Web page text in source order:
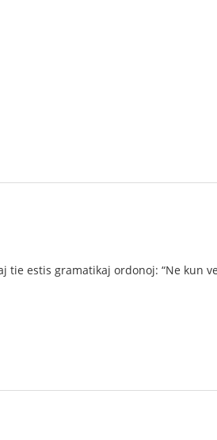
tie estis gramatikaj ordonoj: “Ne kun